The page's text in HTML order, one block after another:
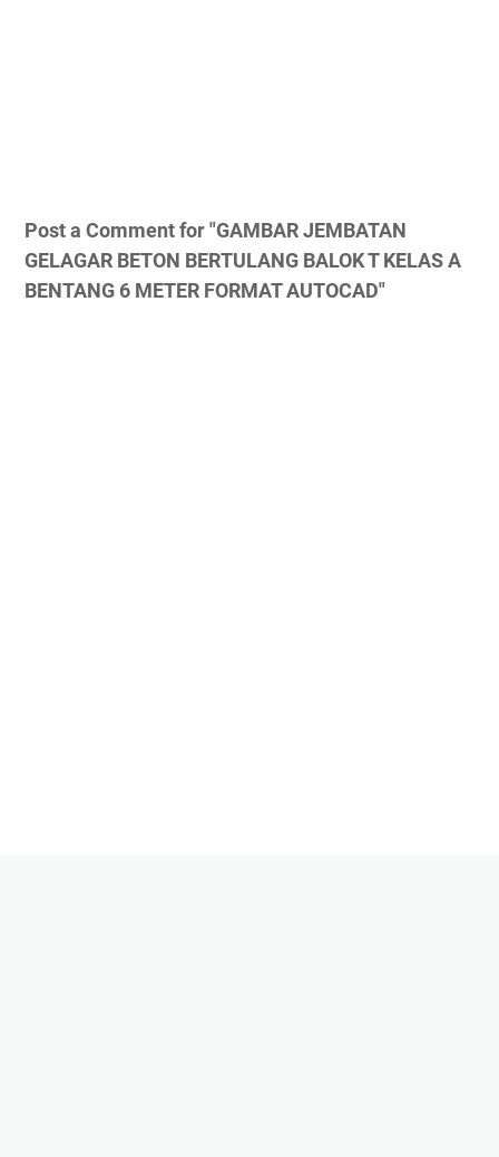
Post a Comment for "GAMBAR JEMBATAN
GELAGAR BETON BERTULANG BALOK T KELAS A
BENTANG 6 METER FORMAT AUTOCAD"